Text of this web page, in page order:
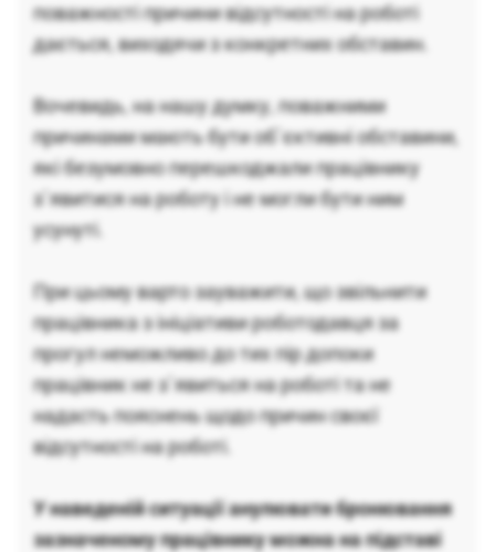
поважності причини відсутності на роботі
дається, виходячи з конкретних обставин.
Вочевидь, на нашу думку, поважними
причинами мають бути об`єктивні обставини,
які безумовно перешкоджали працівнику
з`явитися на роботу і не могли бути ним
усунуті.
При цьому варто зауважити, що звільнити
працівника з ініціативи роботодавця за
прогул неможливо до тих пір допоки
працівник не з`явиться на роботі та не
надасть пояснень щодо причин своєї
відсутності на роботі.
У наведеній ситуації анулювати бронювання
зазначеному працівнику можна на підставі